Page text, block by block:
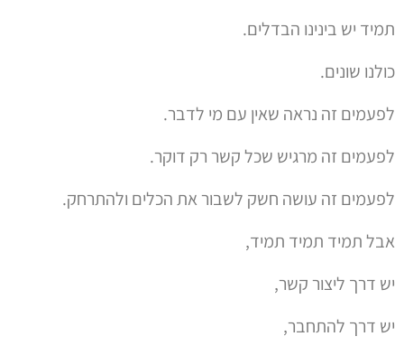
תמיד יש בינינו הבדלים.
כולנו שונים.
לפעמים זה נראה שאין עם מי לדבר.
לפעמים זה מרגיש שכל קשר רק דוקר.
לפעמים זה עושה חשק לשבור את הכלים ולהתרחק.
אבל תמיד תמיד תמיד,
יש דרך ליצור קשר,
יש דרך להתחבר,